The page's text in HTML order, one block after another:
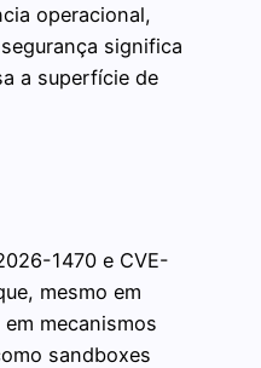
operacional,
significa
a superfície de
1470 e CVE-
mesmo em
mecanismos
sandboxes